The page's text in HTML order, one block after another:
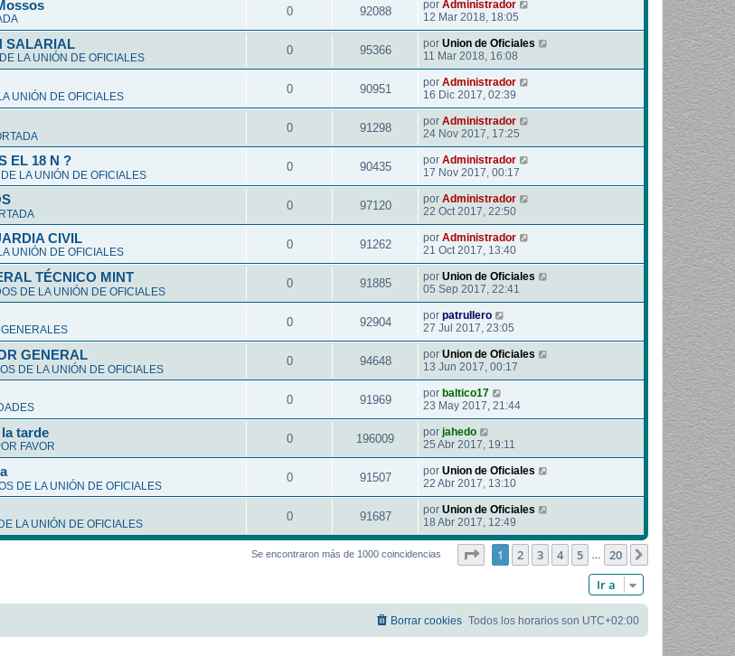
0 92088 por Administrador
12 Mar 2018, 18:05
SALARIAL
LA UNIÓN DE OFICIALES
0 95366 por Union de Oficiales
11 Mar 2018, 16:08
UNIÓN DE OFICIALES
0 90951 por Administrador
16 Dic 2017, 02:39
0 91298 por Administrador
24 Nov 2017, 17:25
EL 18 N ?
LA UNIÓN DE OFICIALES
0 90435 por Administrador
17 Nov 2017, 00:17
0 97120 por Administrador
22 Oct 2017, 22:50
CIVIL
UNIÓN DE OFICIALES
0 91262 por Administrador
21 Oct 2017, 13:40
TÉCNICO MINT
DE LA UNIÓN DE OFICIALES
0 91885 por Union de Oficiales
05 Sep 2017, 22:41
0 92904 por patrullero
27 Jul 2017, 23:05
GENERAL
DE LA UNIÓN DE OFICIALES
0 94648 por Union de Oficiales
13 Jun 2017, 00:17
0 91969 por baltico17
23 May 2017, 21:44
tarde
FAVOR
0 196009 por jahedo
25 Abr 2017, 19:11
DE LA UNIÓN DE OFICIALES
0 91507 por Union de Oficiales
22 Abr 2017, 13:10
LA UNIÓN DE OFICIALES
0 91687 por Union de Oficiales
18 Abr 2017, 12:49
Se encontraron más de 1000 coincidencias Página1 de 20
1 2 3 4 5 20 Siguiente
Ir a
Todos los horarios son UTC+02:00
Borrar cookies